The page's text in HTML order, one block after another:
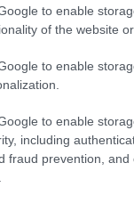
to enable
of the website or
to enable
to enable
including
fraud prevention, and